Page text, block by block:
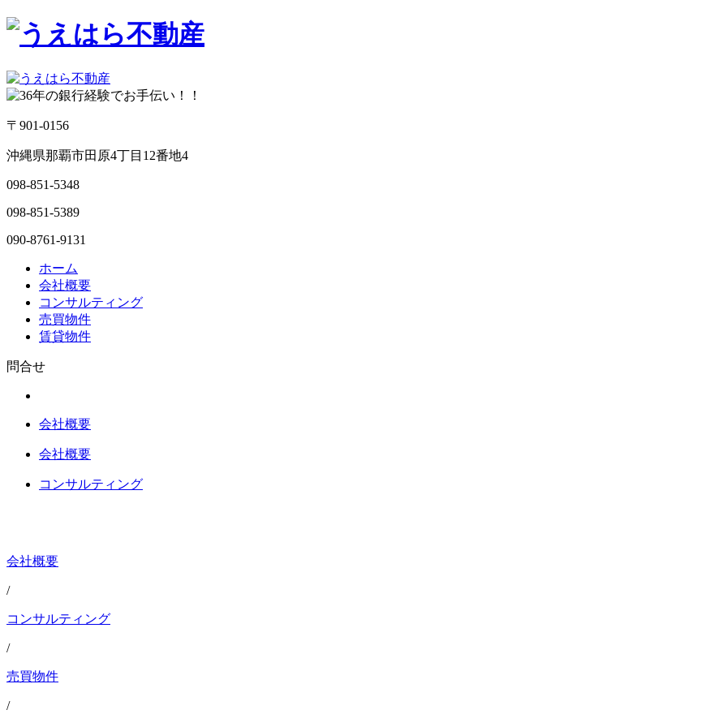
〒901-0156
沖縄県那覇市田原4丁目12番地4
098-851-5348
098-851-5389
090-8761-9131
ホーム
会社概要
コンサルティング
売買物件
賃貸物件
問合せ
会社概要
会社概要
コンサルティング
会社概要
/
コンサルティング
/
売買物件
/